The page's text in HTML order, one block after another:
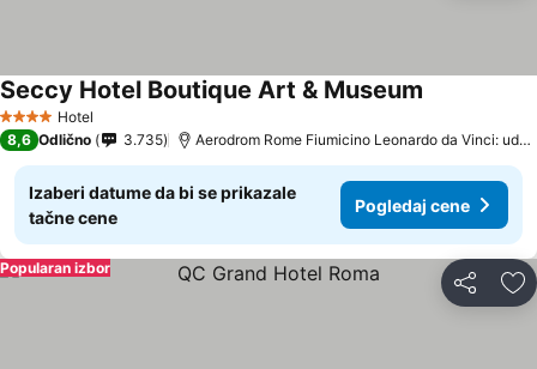
4 ZvezdiceHotel
Seccy Hotel Boutique Art & Museum
8,6 Odlično 3.735 Aerodrom Rome Fiumicino Leonardo da Vinci: udaljenost 4.5 km
Izaberi datume da bi se prikazale
tačne cene
Pogledaj cene
Deli
Popularan izbor